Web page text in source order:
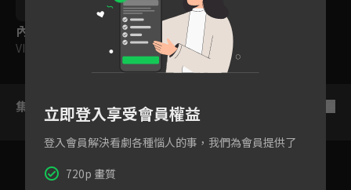
裴賢聖 朴有琳 吳萬石
內容標籤
VIP
集數列表立即登入享受會員權益
登入會員解決看劇各種惱人的事，我們為會員提供了
720p 畫質